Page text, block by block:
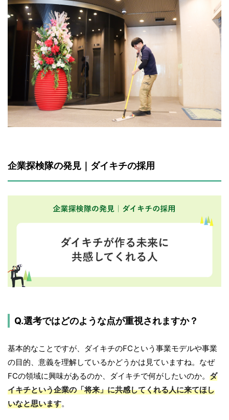
企業探検隊の発見｜ダイキチの採用
Q.選考ではどのような点が重視されますか？
基本的なことですが、ダイキチのFCという事業モデルや事業
の目的、意義を理解しているかどうかは見ていますね。なぜ
FCの領域に興味があるのか、ダイキチで何がしたいのか。 ダ
イキチという企業の「将来」に共感してくれる人に来てほし
いなと思います。